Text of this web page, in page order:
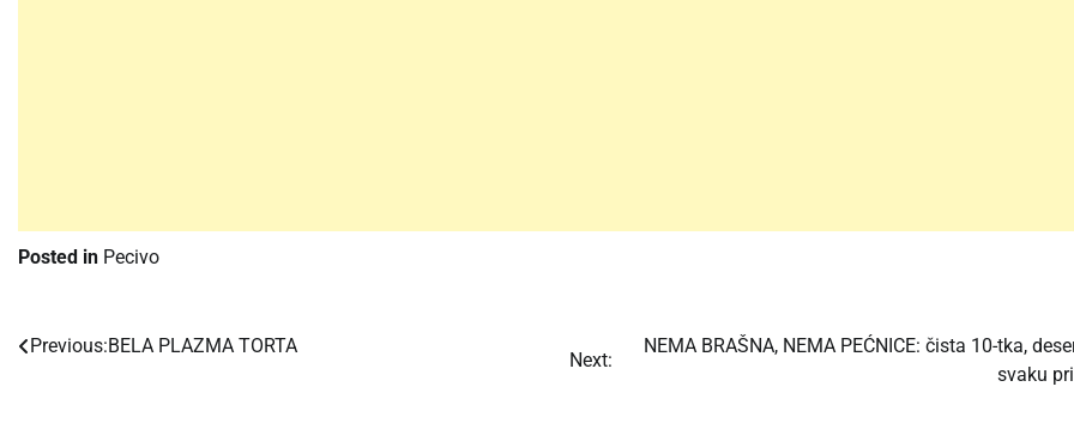
Posted in Pecivo
Post
Previous:BELA PLAZMA TORTA
Next:
NEMA BRAŠNA, NEMA PEĆNICE: čista 10-tka,
svaku